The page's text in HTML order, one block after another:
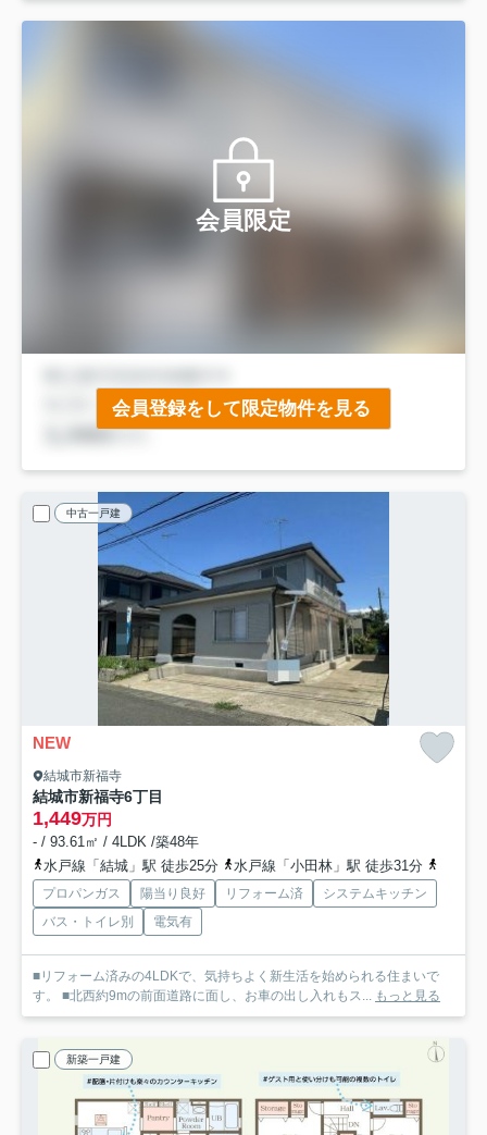
会員限定
会員登録をして限定物件を見る
中古一戸建
NEW
結城市新福寺
結城市新福寺6丁目
1,449万円
- / 93.61㎡ / 4LDK /築48年
水戸線「結城」駅 徒歩25分
水戸線「小田林」駅 徒歩31分
プロパンガス 陽当り良好 リフォーム済
システムキッチン
バス・トイレ別
電気有
■リフォーム済みの4LDKで、気持ちよく新生活を始められる住まいで
す。 ■北西約9mの前面道路に面し、お車の出し入れもス... もっと見る
新築一戸建